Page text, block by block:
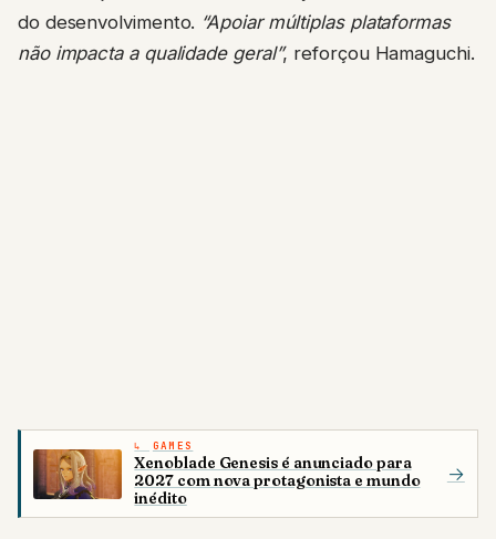
do desenvolvimento. “Apoiar múltiplas plataformas
não impacta a qualidade geral”, reforçou Hamaguchi.
GAMES
Xenoblade Genesis é anunciado para
2027 com nova protagonista e mundo
inédito
→